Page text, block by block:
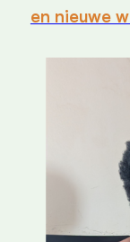
en nieuwe